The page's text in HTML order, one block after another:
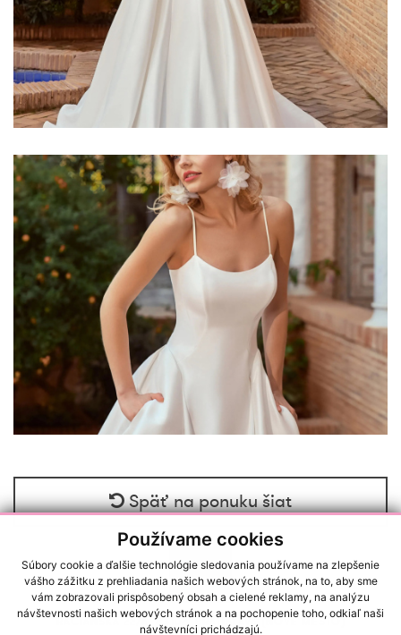
Používame cookies
Súbory cookie a ďalšie technológie sledovania používame na zlepšenie
vášho zážitku z prehliadania našich webových stránok, na to, aby sme
vám zobrazovali prispôsobený obsah a cielené reklamy, na analýzu
návštevnosti našich webových stránok a na pochopenie toho, odkiaľ naši
návštevníci prichádzajú.
Späť na ponuku šiat
RAČIANSKA 22/A, 83102, BRATISLAVA (NOVÉ MESTO)